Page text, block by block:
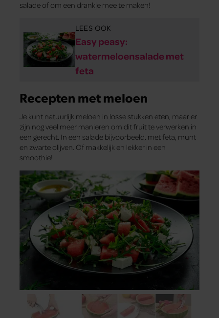
salade of om een drankje mee te maken!
LEES OOK
Easy peasy:
watermeloensalade met
feta
Recepten met meloen
Je kunt natuurlijk meloen in losse stukken eten, maar er
zijn nog veel meer manieren om dit fruit te verwerken in
een gerecht. In een salade bijvoorbeeld, met feta, munt
en zwarte olijven. Of makkelijk en lekker in een
smoothie!